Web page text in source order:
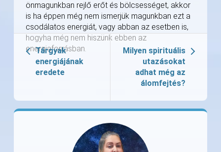
önmagunkban rejlő erőt és bölcsességet, akkor
is ha éppen még nem ismerjük magunkban ezt a
csodálatos energiát, vagy abban az esetben is,
hogyha még nem hiszünk ebben az
energiaforrásban.
Tárgyak
energiájának
eredete
Milyen spirituális
utazásokat
adhat még az
álomfejtés?